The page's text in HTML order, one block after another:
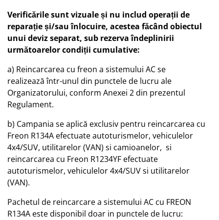
Verificările sunt vizuale și nu includ operații de
reparație și/sau înlocuire, acestea făcând obiectul
unui deviz separat, sub rezerva îndeplinirii
următoarelor condiții cumulative:
a) Reincarcarea cu freon a sistemului AC se
realizează într-unul din punctele de lucru ale
Organizatorului, conform Anexei 2 din prezentul
Regulament.
b) Campania se aplică exclusiv pentru reincarcarea cu
Freon R134A efectuate autoturismelor, vehiculelor
4x4/SUV, utilitarelor (VAN) si camioanelor, si
reincarcarea cu Freon R1234YF efectuate
autoturismelor, vehiculelor 4x4/SUV si utilitarelor
(VAN).
Pachetul de reincarcare a sistemului AC cu FREON
R134A este disponibil doar in punctele de lucru: